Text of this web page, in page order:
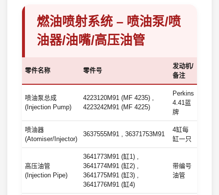
燃油喷射系统 – 喷油泵/喷
油器/油嘴/高压油管
零件名称 零件号
发动机/
备注
喷油泵总成
(Injection Pump)
4223120M91 (MF 4235) ,
4223242M91 (MF 4225)
Perkins
4.41蓝
牌
喷油器
(Atomiser/Injector)
3637555M91 , 36371753M91
4缸每
缸一只
高压油管
(Injection Pipe)
3641773M91 (缸1) ,
3641774M91 (缸2) ,
3641775M91 (缸3) ,
3641776M91 (缸4)
带编号
油管